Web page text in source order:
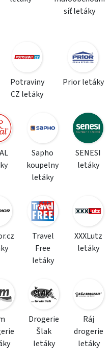
síť letáky
Potraviny
CZ letáky
Prior letáky
Sapho
koupelny
letáky
SENESI
letáky
Travel
Free
letáky
XXXLutz
letáky
Drogerie
Šlak
letáky
Ráj
drogerie
letáky